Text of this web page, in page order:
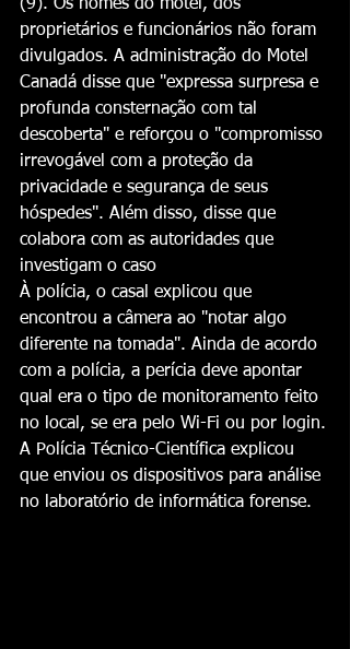
(9). Os nomes do motel, dos
proprietários e funcionários não foram
divulgados. A administração do Motel
Canadá disse que "expressa surpresa e
profunda consternação com tal
descoberta" e reforçou o "compromisso
irrevogável com a proteção da
privacidade e segurança de seus
hóspedes". Além disso, disse que
colabora com as autoridades que
investigam o caso
À polícia, o casal explicou que
encontrou a câmera ao "notar algo
diferente na tomada". Ainda de acordo
com a polícia, a perícia deve apontar
qual era o tipo de monitoramento feito
no local, se era pelo Wi-Fi ou por login.
A Polícia Técnico-Científica explicou
que enviou os dispositivos para análise
no laboratório de informática forense.